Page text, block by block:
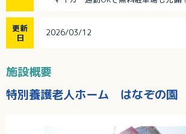
更新
日
2026/03/12
施設概要
特別養護老人ホーム はなぞの園